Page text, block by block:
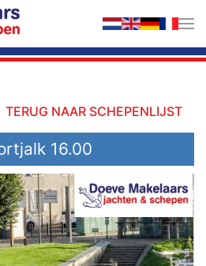
TERUG NAAR SCHEPENLIJST
16.00